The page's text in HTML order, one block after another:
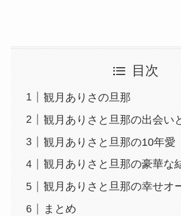
目次
観月ありさの旦那
観月ありさと旦那の出会い
観月ありさと旦那の10年愛
観月ありさと旦那の豪華な
観月ありさと旦那の幸せオ
まとめ